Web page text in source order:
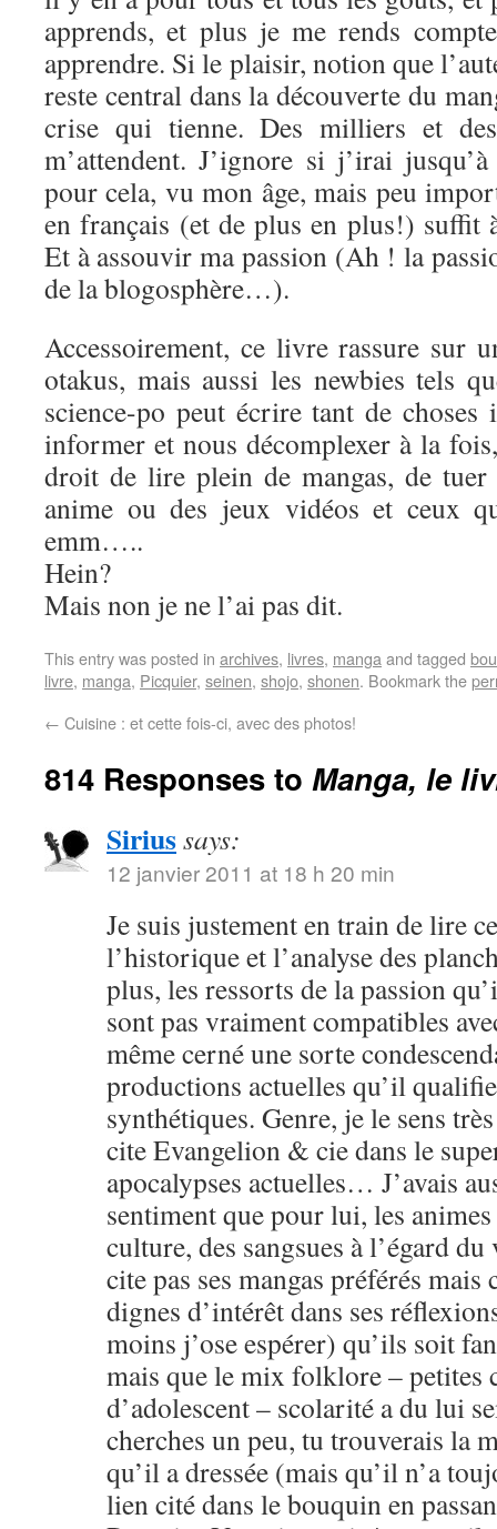
apprends, et plus je me rends
apprendre. Si le plaisir, notion que
reste central dans la découverte du
crise qui tienne. Des milliers et
m’attendent. J’ignore si j’irai
pour cela, vu mon âge, mais peu
en français (et de plus en plus!) suffit
Et à assouvir ma passion (Ah ! la
de la blogosphère…).
Accessoirement, ce livre rassure sur
otakus, mais aussi les newbies tels
science-po peut écrire tant de choses
informer et nous décomplexer à la
droit de lire plein de mangas, de tuer
anime ou des jeux vidéos et ceux
emm…..
Hein?
Mais non je ne l’ai pas dit.
This entry was posted in archives, livres, manga and tagged
livre, manga, Picquier, seinen, shojo, shonen. Bookmark the
← Cuisine : et cette fois-ci, avec des photos!
814 Responses to Manga, le
Siriussays:
12 janvier 2011 at 18 h 20 min
Je suis justement en train de lire
l’historique et l’analyse des
plus, les ressorts de la passion
sont pas vraiment compatibles
même cerné une sorte
productions actuelles qu’il
synthétiques. Genre, je le sens
cite Evangelion & cie dans le
apocalypses actuelles… J’avais
sentiment que pour lui, les
culture, des sangsues à l’égard
cite pas ses mangas préférés
dignes d’intérêt dans ses
moins j’ose espérer) qu’ils soit
mais que le mix folklore – petites
d’adolescent – scolarité a du lui
cherches un peu, tu trouverais la
qu’il a dressée (mais qu’il n’a
lien cité dans le bouquin en